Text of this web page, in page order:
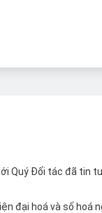
Quý Đối tác đã tin
đại hoá và số hoá